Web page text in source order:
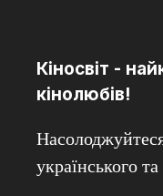
Кіносвіт -
кінолюбів!
українського